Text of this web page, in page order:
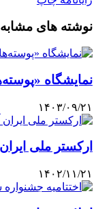
نوشته های مشابه
نمایشگاه‌
۱۴۰۳/۰۹/۲۱
ارکستر ملی ایران
۱۴۰۲/۱۱/۲۱